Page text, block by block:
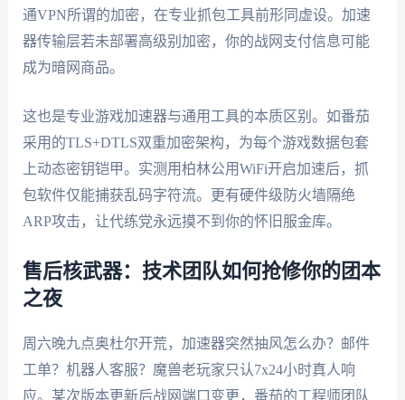
通VPN所谓的加密，在专业抓包工具前形同虚设。加速
器传输层若未部署高级别加密，你的战网支付信息可能
成为暗网商品。
这也是专业游戏加速器与通用工具的本质区别。如番茄
采用的TLS+DTLS双重加密架构，为每个游戏数据包套
上动态密钥铠甲。实测用柏林公用WiFi开启加速后，抓
包软件仅能捕获乱码字符流。更有硬件级防火墙隔绝
ARP攻击，让代练党永远摸不到你的怀旧服金库。
售后核武器：技术团队如何抢修你的团本
之夜
周六晚九点奥杜尔开荒，加速器突然抽风怎么办？邮件
工单？机器人客服？魔兽老玩家只认7x24小时真人响
应。某次版本更新后战网端口变更，番茄的工程师团队